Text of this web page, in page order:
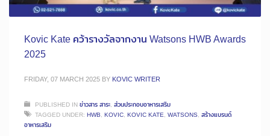
Kovic Kate คว้ารางวัลจากงาน Watsons HWB Awards
2025
FRIDAY, 07 MARCH 2025 BY KOVIC WRITER
PUBLISHED INข่าวสาร สาระ, ส่วนประกอบอาหารเสริม
TAGGED UNDER: HWB, KOVIC, KOVIC KATE, WATSONS, สร้างแบรนด์
อาหารเสริม